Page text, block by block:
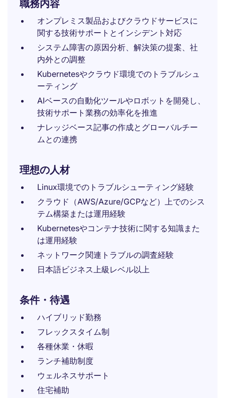
職務内容
オンプレミス製品およびクラウドサービスに
関する技術サポートとインシデント対応
システム障害の原因分析、解決策の提案、社
内外との調整
Kubernetesやクラウド環境でのトラブルシュ
ーティング
AIベースの自動化ツールやロボットを開発し、
技術サポート業務の効率化を推進
ナレッジベース記事の作成とグローバルチー
ムとの連携
理想の人材
Linux環境でのトラブルシューティング経験
クラウド（AWS/Azure/GCPなど）上でのシス
テム構築または運用経験
Kubernetesやコンテナ技術に関する知識また
は運用経験
ネットワーク関連トラブルの調査経験
日本語ビジネス上級レベル以上
条件・待遇
ハイブリッド勤務
フレックスタイム制
各種休業・休暇
ランチ補助制度
ウェルネスサポート
住宅補助